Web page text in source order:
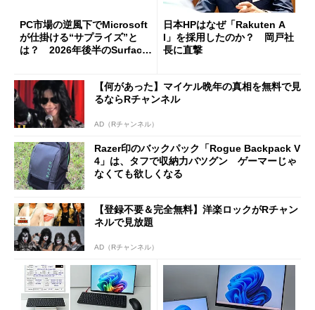
PC市場の逆風下でMicrosoft
が仕掛ける“サプライズ”と
は？ 2026年後半のSurface
日本HPはなぜ「Rakuten A
I」を採用したのか？ 岡戸社
長に直撃
【何があった】マイケル晩年の真相を無料で見
るならRチャンネル
AD（Rチャンネル）
Razer印のバックパック「Rogue Backpack V
4」は、タフで収納力バツグン ゲーマーじゃ
なくても欲しくなる
【登録不要＆完全無料】洋楽ロックがRチャン
ネルで見放題
AD（Rチャンネル）